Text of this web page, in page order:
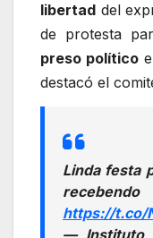
libertad del
de protesta
preso político
destacó el
Linda festa
https://t.co/